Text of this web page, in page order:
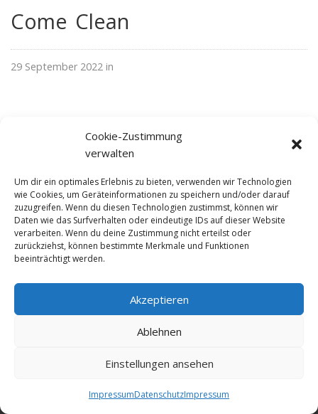
Cookie-Zustimmung
verwalten
Um dir ein optimales Erlebnis zu bieten, verwenden wir Technologien
wie Cookies, um Geräteinformationen zu speichern und/oder darauf
zuzugreifen. Wenn du diesen Technologien zustimmst, können wir
Daten wie das Surfverhalten oder eindeutige IDs auf dieser Website
verarbeiten. Wenn du deine Zustimmung nicht erteilst oder
zurückziehst, können bestimmte Merkmale und Funktionen
beeinträchtigt werden.
Akzeptieren
Ablehnen
Einstellungen ansehen
ImpressumDatenschutzImpressum
Come Clean
29 September 2022 in
© NewDEF 2026
Kontakt
Impressum
Datenschutz